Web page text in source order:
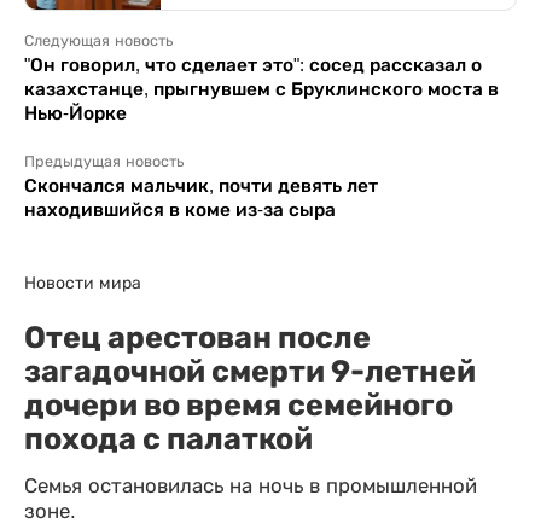
Следующая новость
"Он говорил, что сделает это": сосед рассказал о
казахстанце, прыгнувшем с Бруклинского моста в
Нью-Йорке
Предыдущая новость
Скончался мальчик, почти девять лет
находившийся в коме из-за сыра
Новости мира
Отец арестован после
загадочной смерти 9-летней
дочери во время семейного
похода с палаткой
Семья остановилась на ночь в промышленной
зоне.